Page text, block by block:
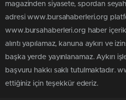
magazinden siyasete, spordan
adresi www.bursahaberleri.org
www.bursahaberleri.org haber
alıntı yapılamaz, kanuna aykırı ve
başka yerde yayınlanamaz. Aykırı
başvuru hakkı saklı tutulmaktadır.
ettiğiniz için teşekkür ederiz.